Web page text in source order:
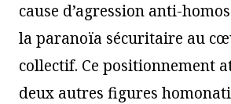
cause d’agression anti-
la paranoïa sécuritaire au
collectif. Ce positionnement
deux autres figures